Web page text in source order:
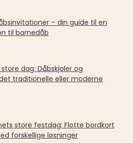
– din guide til en
til barnedåb
dag: Dåbskjoler og
traditionelle eller moderne
store festdag: Flotte bordkort
forskellige løsninger